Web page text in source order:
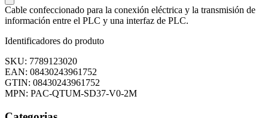
Cable confeccionado para la conexión eléctrica y la transmisión de
información entre el PLC y una interfaz de PLC.
Identificadores do produto
SKU: 7789123020
EAN: 08430243961752
GTIN: 08430243961752
MPN: PAC-QTUM-SD37-V0-2M